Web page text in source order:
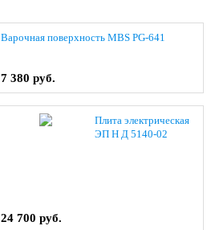
Варочная поверхность MBS PG-641
7 380 руб.
Плита электрическая
ЭП Н Д 5140-02
24 700 руб.